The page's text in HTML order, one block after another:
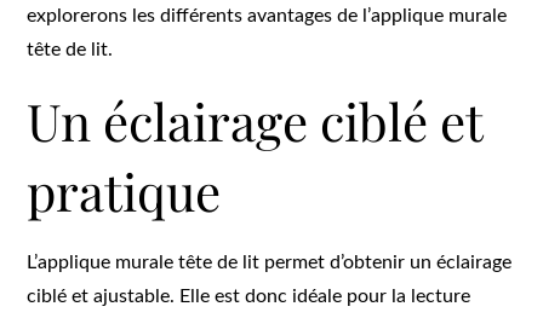
explorerons les différents avantages de l’applique murale
tête de lit.
Un éclairage ciblé et
pratique
L’applique murale tête de lit permet d’obtenir un éclairage
ciblé et ajustable. Elle est donc idéale pour la lecture